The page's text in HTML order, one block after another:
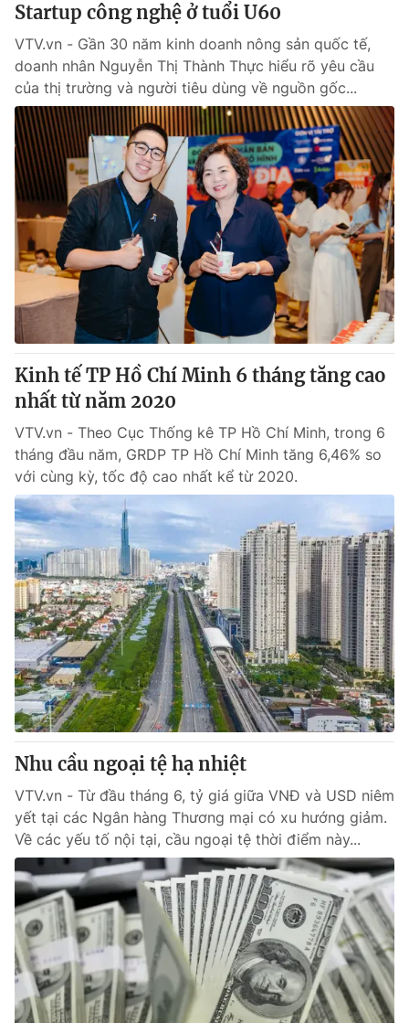
Startup công nghệ ở tuổi U60
VTV.vn - Gần 30 năm kinh doanh nông sản quốc tế,
doanh nhân Nguyễn Thị Thành Thực hiểu rõ yêu cầu
của thị trường và người tiêu dùng về nguồn gốc...
Kinh tế TP Hồ Chí Minh 6 tháng tăng cao
nhất từ năm 2020
VTV.vn - Theo Cục Thống kê TP Hồ Chí Minh, trong 6
tháng đầu năm, GRDP TP Hồ Chí Minh tăng 6,46% so
với cùng kỳ, tốc độ cao nhất kể từ 2020.
Nhu cầu ngoại tệ hạ nhiệt
VTV.vn - Từ đầu tháng 6, tỷ giá giữa VNĐ và USD niêm
yết tại các Ngân hàng Thương mại có xu hướng giảm.
Về các yếu tố nội tại, cầu ngoại tệ thời điểm này...